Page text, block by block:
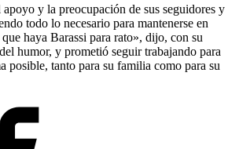
y la preocupación de sus seguidores y
todo lo necesario para mantenerse en
haya Barassi para rato», dijo, con su
humor, y prometió seguir trabajando para
posible, tanto para su familia como para su